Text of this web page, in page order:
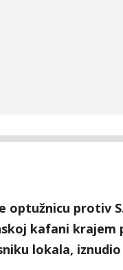
optužnicu protiv
kafani krajem
lokala, iznudio